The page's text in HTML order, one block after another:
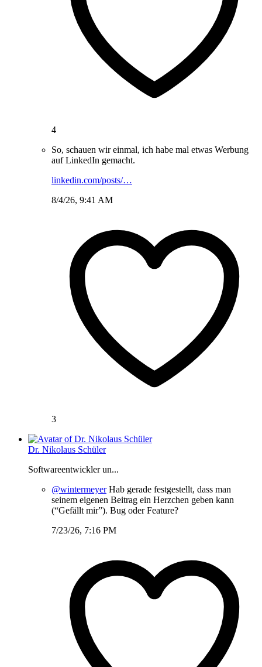
4
So, schauen wir einmal, ich habe mal etwas Werbung
auf LinkedIn gemacht.
linkedin.com/posts/…
8/4/26, 9:41 AM
3
Dr. Nikolaus Schüler
Softwareentwickler un...
@wintermeyerHab gerade festgestellt, dass man
seinem eigenen Beitrag ein Herzchen geben kann
(“Gefällt mir”). Bug oder Feature?
7/23/26, 7:16 PM